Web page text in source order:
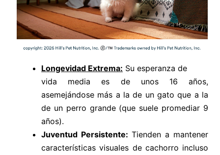
Longevidad Extrema: Su esperanza de
vida media es de unos 16 años,
asemejándose más a la de un gato que a la
de un perro grande (que suele promediar 9
años).
Juventud Persistente: Tienden a mantener
características visuales de cachorro incluso